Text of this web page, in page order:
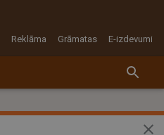
Reklāma Grāmatas E-izdevumi